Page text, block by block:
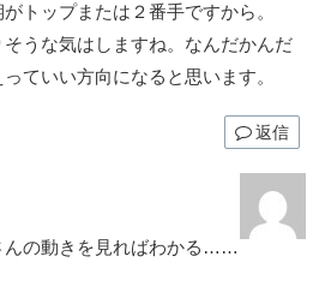
トップまたは２番手ですから。
うな気はしますね。なんだかんだ
ていい方向になると思います。
返信
んの動きを見ればわかる……